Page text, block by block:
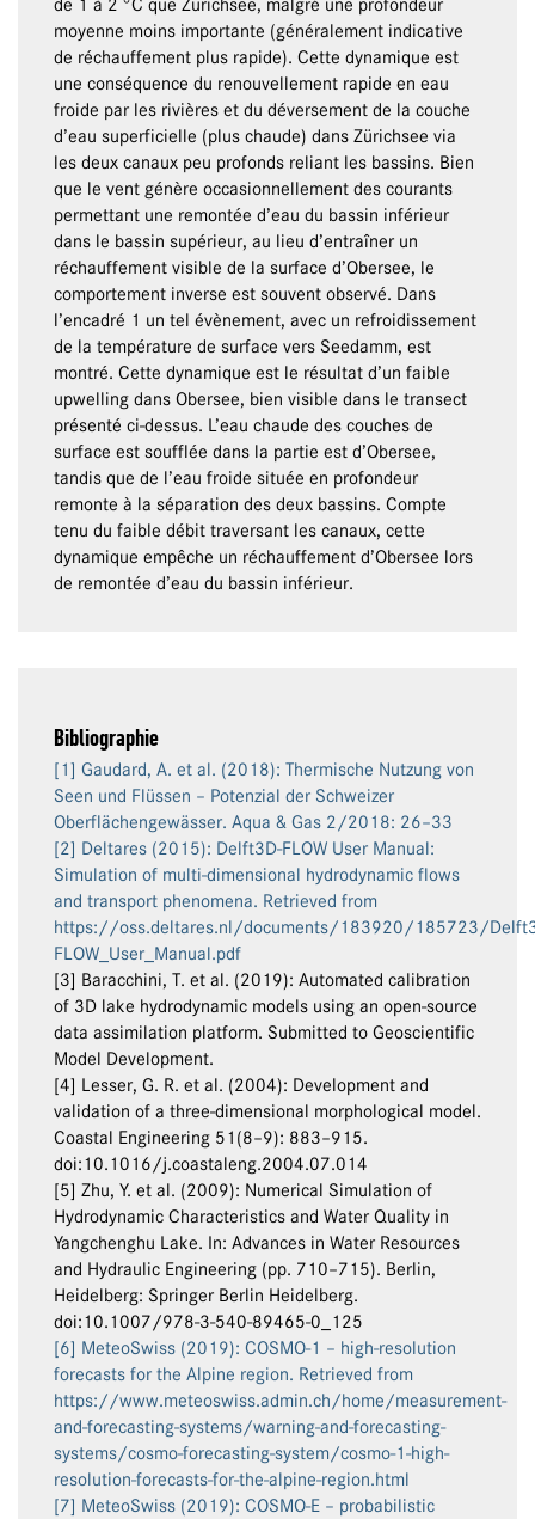
de 1 à 2 °C que Zürichsee, malgré une profondeur
moyenne moins importante (généralement indicative
de réchauffement plus rapide). Cette dynamique est
une conséquence du renouvellement rapide en eau
froide par les rivières et du déversement de la couche
d’eau superficielle (plus chaude) dans Zürichsee via
les deux canaux peu profonds reliant les bassins. Bien
que le vent génère occasionnellement des courants
permettant une remontée d’eau du bassin inférieur
dans le bassin supérieur, au lieu d’entraîner un
réchauffement visible de la surface d’Obersee, le
comportement inverse est souvent observé. Dans
l’encadré 1 un tel évènement, avec un refroidissement
de la température de surface vers Seedamm, est
montré. Cette dynamique est le résultat d’un faible
upwelling dans Obersee, bien visible dans le transect
présenté ci-dessus. L’eau chaude des couches de
surface est soufflée dans la partie est d’Obersee,
tandis que de l’eau froide située en profondeur
remonte à la séparation des deux bassins. Compte
tenu du faible débit traversant les canaux, cette
dynamique empêche un réchauffement d’Obersee lors
de remontée d’eau du bassin inférieur.
Bibliographie
[1] Gaudard, A. et al. (2018): Thermische Nutzung von
Seen und Flüssen – Potenzial der Schweizer
Oberflächengewässer. Aqua & Gas 2/2018: 26–33
[2] Deltares (2015): Delft3D-FLOW User Manual:
Simulation of multi-dimensional hydrodynamic flows
and transport phenomena. Retrieved from
https://oss.deltares.nl/documents/183920/185723/
FLOW_User_Manual.pdf
[3] Baracchini, T. et al. (2019): Automated calibration
of 3D lake hydrodynamic models using an open-source
data assimilation platform. Submitted to Geoscientific
Model Development.
[4] Lesser, G. R. et al. (2004): Development and
validation of a three-dimensional morphological model.
Coastal Engineering 51(8–9): 883–915.
doi:10.1016/j.coastaleng.2004.07.014
[5] Zhu, Y. et al. (2009): Numerical Simulation of
Hydrodynamic Characteristics and Water Quality in
Yangchenghu Lake. In: Advances in Water Resources
and Hydraulic Engineering (pp. 710–715). Berlin,
Heidelberg: Springer Berlin Heidelberg.
doi:10.1007/978-3-540-89465-0_125
[6] MeteoSwiss (2019): COSMO-1 – high-resolution
forecasts for the Alpine region. Retrieved from
https://www.meteoswiss.admin.ch/home/measurement-
and-forecasting-systems/warning-and-forecasting-
systems/cosmo-forecasting-system/cosmo-1-high-
resolution-forecasts-for-the-alpine-region.html
[7] MeteoSwiss (2019): COSMO-E – probabilistic